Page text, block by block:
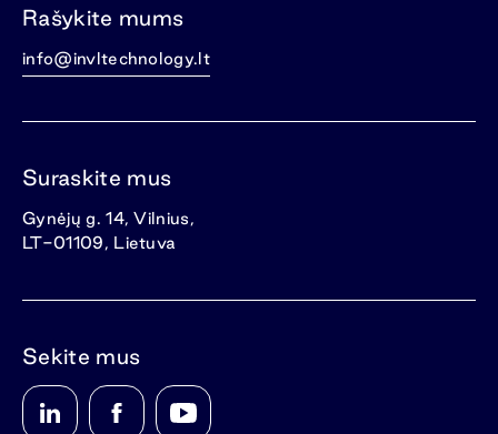
Rašykite mums
info@invltechnology.lt
Suraskite mus
Gynėjų g. 14, Vilnius,
LT-01109, Lietuva
Sekite mus